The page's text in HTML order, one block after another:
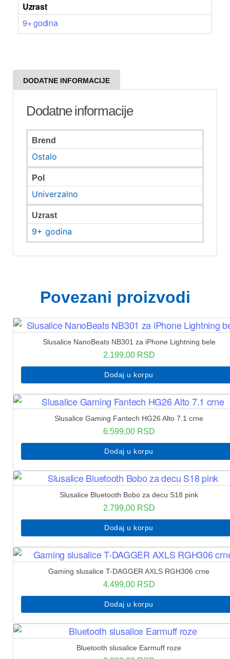
Uzrast
9+ godina
DODATNE INFORMACIJE
Dodatne informacije
Brend
Ostalo
Pol
Univerzalno
Uzrast
9+ godina
Povezani proizvodi
Slusalice NanoBeats NB301 za iPhone Lightning bele
2.199,00 RSD
Dodaj u korpu
Slusalice Gaming Fantech HG26 Alto 7.1 crne
6.599,00 RSD
Dodaj u korpu
Slusalice Bluetooth Bobo za decu S18 pink
2.799,00 RSD
Dodaj u korpu
Gaming slusalice T-DAGGER AXLS RGH306 crne
4.499,00 RSD
Dodaj u korpu
Bluetooth slusalice Earmuff roze